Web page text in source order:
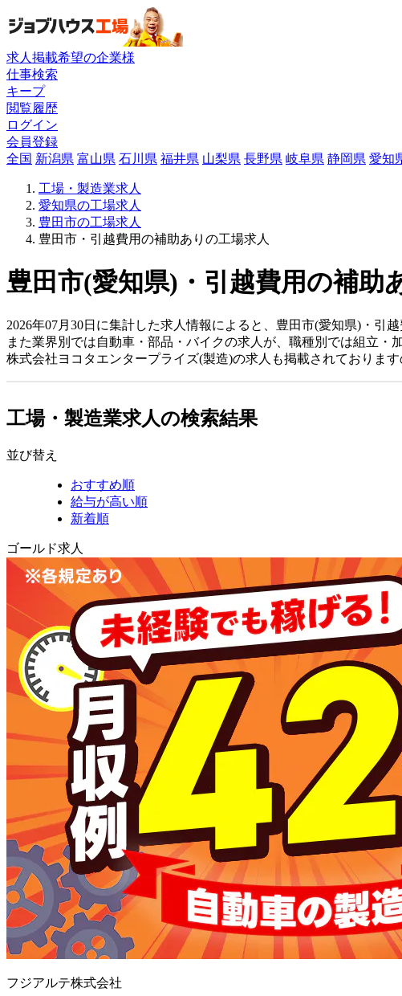
求人掲載希望の企業様
仕事検索
キープ
閲覧履歴
ログイン
会員登録
全国 新潟県 富山県 石川県 福井県 山梨県 長野県 岐阜県 静岡県 愛知
工場・製造業求人
愛知県の工場求人
豊田市の工場求人
豊田市・引越費用の補助ありの工場求人
豊田市(愛知県)・引越費用の補助
2026年07月30日に集計した求人情報によると、豊田市(愛知県)・引
また業界別では自動車・部品・バイクの求人が、職種別では組立・
株式会社ヨコタエンタープライズ(製造)の求人も掲載されておりま
工場・製造業求人の検索結果
並び替え
おすすめ順
給与が高い順
新着順
ゴールド求人
フジアルテ株式会社